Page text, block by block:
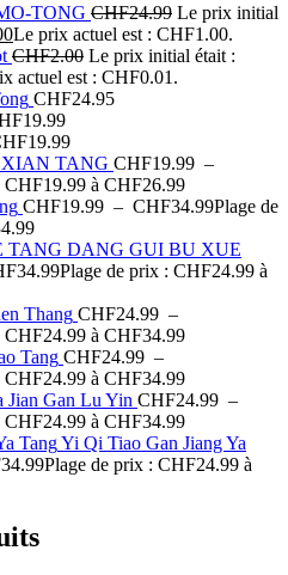
TONG CHF24.99 Le prix initial
Le prix actuel est : CHF1.00.
CHF2.00 Le prix initial était :
actuel est : CHF0.01.
CHF24.95
19.99
19.99
TANG CHF19.99 –
CHF19.99 à CHF26.99
CHF19.99 – CHF34.99Plage de
DANG GUI BU XUE
34.99Plage de prix : CHF24.99 à
Thang CHF24.99 –
CHF24.99 à CHF34.99
Tang CHF24.99 –
CHF24.99 à CHF34.99
Jian Gan Lu Yin CHF24.99 –
CHF24.99 à CHF34.99
Yi Qi Tiao Gan Jiang Ya
34.99Plage de prix : CHF24.99 à